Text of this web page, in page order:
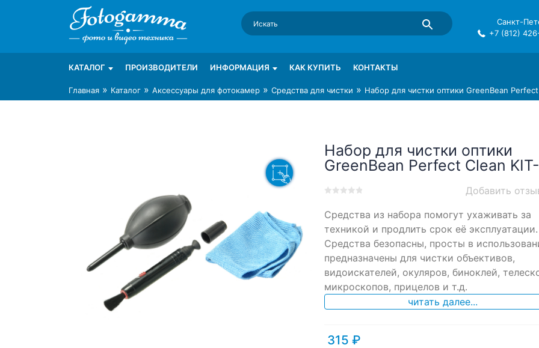
Интернет-магазин фототехники Foto-Gamma в СПб
Магазин фотоаксессуаров foto-gamma.ru
Санкт-
+7 (812)
КАТАЛОГ ПРОИЗВОДИТЕЛИ ИНФОРМАЦИЯ КАК КУПИТЬ КОНТАКТЫ
Главная » Каталог » Аксессуары для фотокамер » Средства для чистки » Набор для чистки оптики GreenBean Perfect
Набор для чистки оптики
GreenBean Perfect Clean
out
on
customer
ratings
Добавить
Средства из набора помогут ухаживать за
техникой и продлить срок её эксплуатации.
Средства безопасны, просты в
предназначены для чистки объективов,
видоискателей, окуляров, биноклей,
микроскопов, прицелов и т.д.
читать далее...
315 ₽